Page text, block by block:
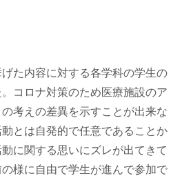
た内容に対する各学科の学生の
コロナ対策のため医療施設のア
考えの差異を示すことが出来な
とは自発的で任意であることか
に関する思いにズレが出てきて
様に自由で学生が進んで参加で